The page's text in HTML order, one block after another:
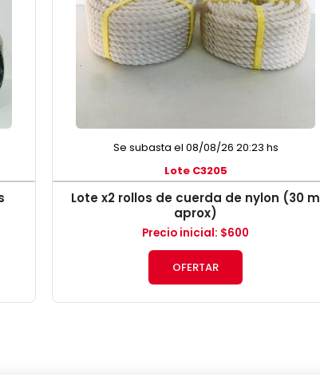
Se subasta el 08/08/26 20:23 hs
Lote C3205
Lote x2 rollos de cuerda de nylon (30 m
aprox)
Precio inicial: $600
OFERTAR